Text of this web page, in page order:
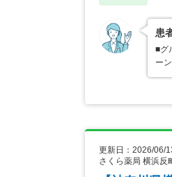
患
■グ
ー
更新日：2026/06/
さくら薬局 横浜